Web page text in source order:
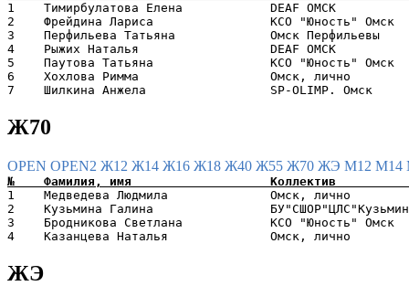
1    Тимирбулатова Елена            DEAF ОМСК
2    Фрейдина Лариса                КСО "Юность"
3    Перфильева Татьяна             Омск
4    Рыжих Наталья                  DEAF ОМСК
5    Паутова Татьяна                КСО "Юность"
6    Хохлова Римма                  Омск, лично
Ж70
OPEN OPEN2 Ж12 Ж14 Ж16 Ж18 Ж40 Ж55 Ж70 ЖЭ М12 М14
1    Медведева Людмила              Омск, лично
2    Кузьмина Галина
3    Бродникова Светлана            КСО "Юность"
ЖЭ